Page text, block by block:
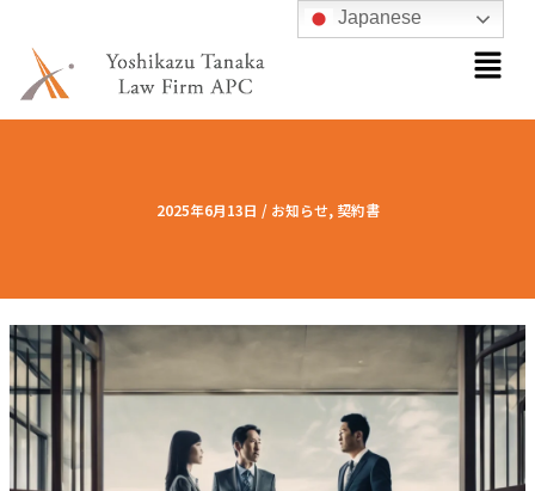
メ
ニ
ー
2025年6月13日 / お知らせ, 契約書
Japanese